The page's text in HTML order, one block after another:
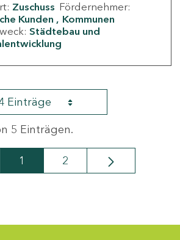
Zuschuss Fördernehmer:
Kunden
Kommunen
Städtebau und
Einträge
5 Einträgen.
Seite
1 Seite
2